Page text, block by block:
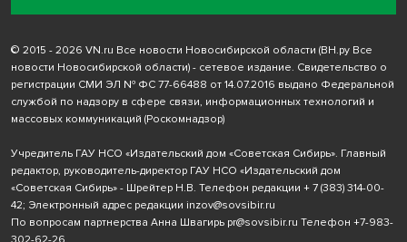
© 2015 - 2026 VN.ru Все новости Новосибирской области (ВН.ру Все
новости Новосибирской области) - сетевое издание. Свидетельство о
регистрации СМИ ЭЛ № ФС 77-66488 от 14.07.2016 выдано Федеральной
службой по надзору в сфере связи, информационных технологий и
массовых коммуникаций (Роскомнадзор)
Учредитель ГАУ НСО «Издательский дом «Советская Сибирь». Главный
редактор, руководитель-директор ГАУ НСО «Издательский дом
«Советская Сибирь» - Шрейтер Н.В. Телефон редакции + 7 (383) 314-00-
42; Электронный адрес редакции inzov@sovsibir.ru
По вопросам партнерства Анна Швагирь pr@sovsibir.ru Телефон +7-983-